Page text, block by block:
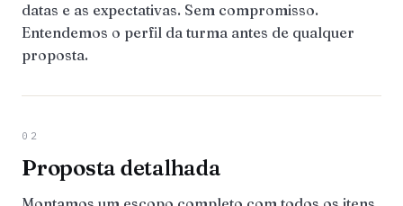
datas e as expectativas. Sem compromisso.
Entendemos o perfil da turma antes de qualquer
proposta.
02
Proposta detalhada